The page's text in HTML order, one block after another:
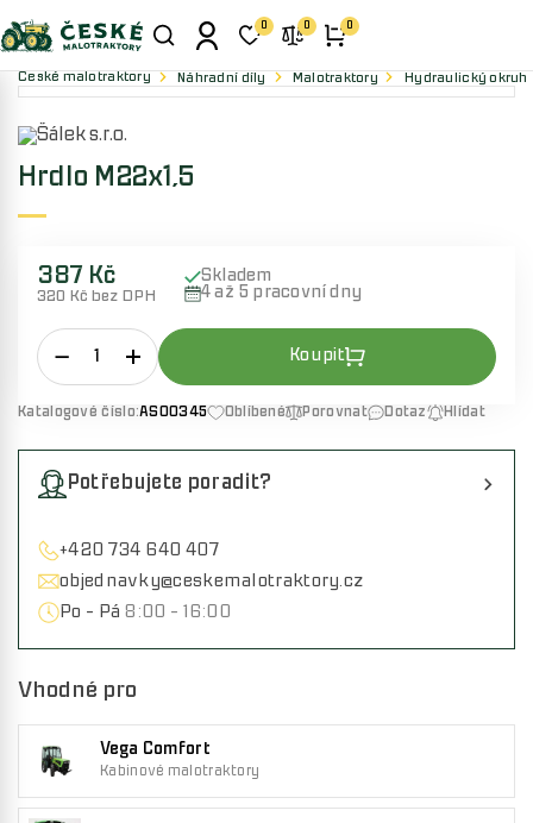
0 0 0
České malotraktory Náhradní díly Malotraktory Hydraulický okruh
Hrdlo M22x1,5
387 Kč
320 Kč bez DPH
Skladem
4 až 5 pracovní dny
Katalogové číslo:AS00345 Oblíbené Porovnat Dotaz Hlídat
Potřebujete poradit?
+420 734 640 407
objednavky@ceskemalotraktory.cz
Po - Pá 8:00 - 16:00
Vhodné pro
Vega Comfort
Kabinové malotraktory